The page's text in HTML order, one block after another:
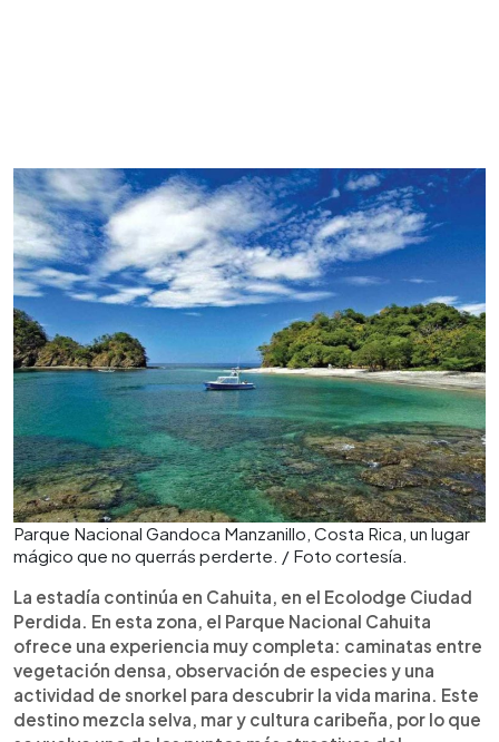
Parque Nacional Gandoca Manzanillo, Costa Rica, un lugar
mágico que no querrás perderte. / Foto cortesía.
La estadía continúa en Cahuita, en el Ecolodge Ciudad
Perdida. En esta zona, el Parque Nacional Cahuita
ofrece una experiencia muy completa: caminatas entre
vegetación densa, observación de especies y una
actividad de snorkel para descubrir la vida marina. Este
destino mezcla selva, mar y cultura caribeña, por lo que